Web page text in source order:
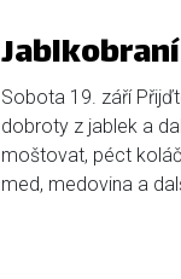
Sobota 19. září
dobroty z jablek a
moštovat, péct
med, medovina a